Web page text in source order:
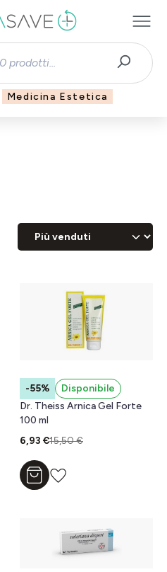
Medicina Estetica
-55%
Disponibile
Dr. Theiss Arnica Gel Forte
100 ml
6,93 €15,50 €
Aggiungi al carrello